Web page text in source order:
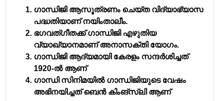
ഇടവേളകൾ.
അന്യായമായ നികുതികൾ തിരികെ
എടുക്കുക.
കർഷകർക്കുള്ള സാമ്പത്തിക
അനുകൂലതകൾ.
നവീകരണങ്ങളും കരാറും
: സമരം
തുടരുന്നവസ്ഥയിൽ, ബ്രിട്ടീഷ് ഭരണകൂടം
എടുക്കുന്ന നടപടി ക്രമങ്ങൾ കുറയ്ക്കുകയും,
ഗാന്ധിജി ആസൂത്രണം ചെയ്ത വിദ്യാഭ്യാസ
പദ്ധതിയാണ് നയിംതാലീം.
ഭഗവത്ഗീതക്ക് ഗാന്ധിജി എഴുതിയ
വ്യാഖ്യാനമാണ് അനാസക്തി യോഗം.
ഗാന്ധിജി ആദ്യമായി കേരളം സന്ദർശിച്ചത്
1920-ൽ ആണ്
ഗാന്ധി സിനിമയിൽ ഗാന്ധിജിയുടെ വേഷം
അഭിനയിച്ചത് ബെൻ കിംങ്സ്‌ലി ആണ്